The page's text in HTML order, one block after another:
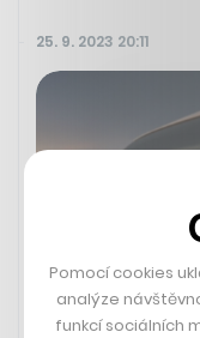
25. 9. 2023 20:11
Pomocí cookies
analýze
funkcí sociálních